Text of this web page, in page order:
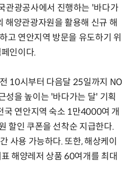
관광공사에서 진행하는 '바다가
해양관광자원을 활용해 신규 해
고 연안지역 방문을 유도하기 위
인이다.
10시부터 다음달 25일까지 NO
성을 높이는 '바다가는 달' 기획
국 연안지역 숙소 1만4000여 개
할인 쿠폰을 선착순 지급한다.
사용 가능하다. 또한, 해상케이
해양레저 상품 60여개를 최대